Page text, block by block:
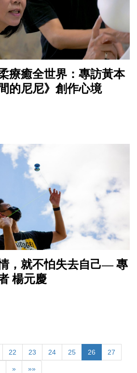
療癒全世界：專訪黃本
的尼尼》創作心境
，就不怕失去自己— 專
楊元慶
22 23 24 25 26 27
» »»